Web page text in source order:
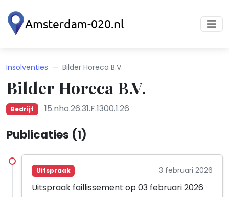
Insolventies Bilder Horeca B.V.
Bilder Horeca B.V.
Bedrijf 15.nho.26.31.F.1300.1.26
Publicaties (1)
Uitspraak 3 februari 2026
Uitspraak faillissement op 03 februari 2026